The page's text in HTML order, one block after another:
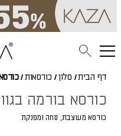
דף הבית/ סלון / כורסאות/
כורסא בורמה
כורסא מעוצבת, נוחה ומפנקת